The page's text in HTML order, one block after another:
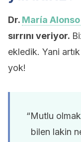
Dr. María Alonso
sırrını veriyor.
ekledik. Yani artık
yok!
“Mutlu
bilen lakin